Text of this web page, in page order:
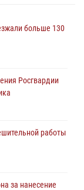
больше 130
Росгвардии
работы
за нанесение